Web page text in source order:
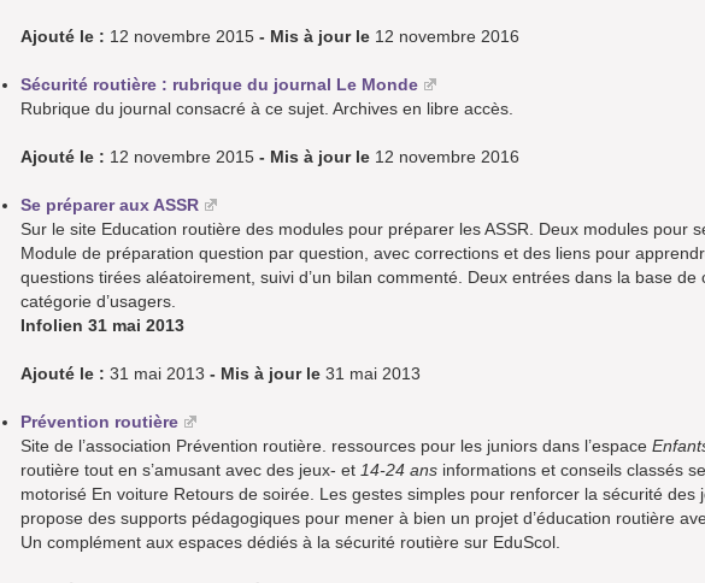
Ajouté le : 12 novembre 2015 - Mis à jour le 12 novembre 2016
Sécurité routière : rubrique du journal Le Monde
Rubrique du journal consacré à ce sujet. Archives en libre accès.
Ajouté le : 12 novembre 2015 - Mis à jour le 12 novembre 2016
Se préparer aux ASSR
Sur le site Education routière des modules pour préparer les ASSR. Deux modules pour
Module de préparation question par question, avec corrections et des liens pour
questions tirées aléatoirement, suivi d’un bilan commenté. Deux entrées dans la base
catégorie d’usagers.
Infolien 31 mai 2013
Ajouté le : 31 mai 2013 - Mis à jour le 31 mai 2013
Prévention routière
Site de l’association Prévention routière. ressources pour les juniors dans l’espace
routière tout en s’amusant avec des jeux- et 14-24 ans informations et conseils classés
motorisé En voiture Retours de soirée. Les gestes simples pour renforcer la sécurité des
propose des supports pédagogiques pour mener à bien un projet d’éducation routière
Un complément aux espaces dédiés à la sécurité routière sur EduScol.